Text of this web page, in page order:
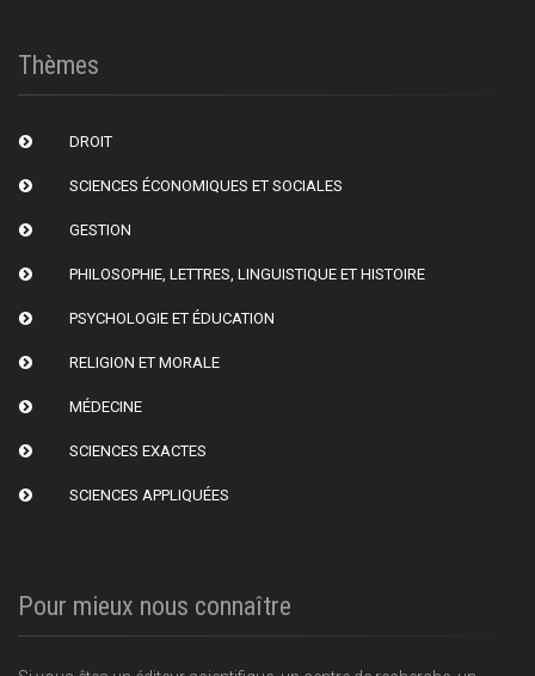
Thèmes
DROIT
SCIENCES ÉCONOMIQUES ET SOCIALES
GESTION
PHILOSOPHIE, LETTRES, LINGUISTIQUE ET HISTOIRE
PSYCHOLOGIE ET ÉDUCATION
RELIGION ET MORALE
MÉDECINE
SCIENCES EXACTES
SCIENCES APPLIQUÉES
Pour mieux nous connaître